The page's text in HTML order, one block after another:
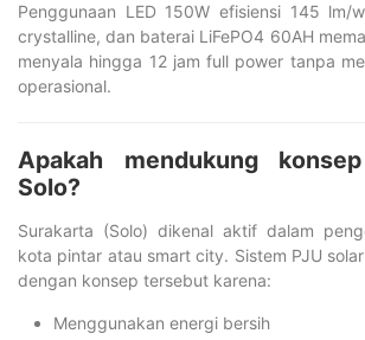
Penggunaan LED 150W efisiensi 145 lm/
crystalline, dan baterai LiFePO4 60AH
menyala hingga 12 jam full power tanpa
operasional.
Apakah mendukung
Solo?
Surakarta (Solo) dikenal aktif dalam
kota pintar atau smart city. Sistem PJU
dengan konsep tersebut karena:
Menggunakan energi bersih